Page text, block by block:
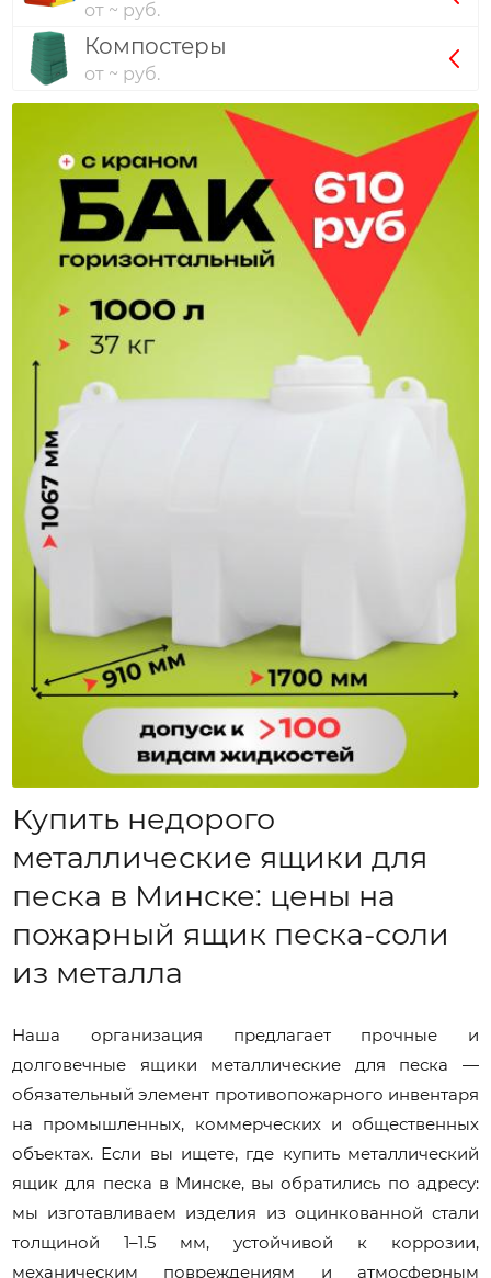
от ~ руб.
Компостеры
от ~ руб.
Купить недорого
металлические ящики для
песка в Минске: цены на
пожарный ящик песка-соли
из металла
Наша организация предлагает прочные и
долговечные ящики металлические для песка —
обязательный элемент противопожарного инвентаря
на промышленных, коммерческих и общественных
объектах. Если вы ищете, где купить металлический
ящик для песка в Минске, вы обратились по адресу:
мы изготавливаем изделия из оцинкованной стали
толщиной 1–1.5 мм, устойчивой к коррозии,
механическим повреждениям и атмосферным